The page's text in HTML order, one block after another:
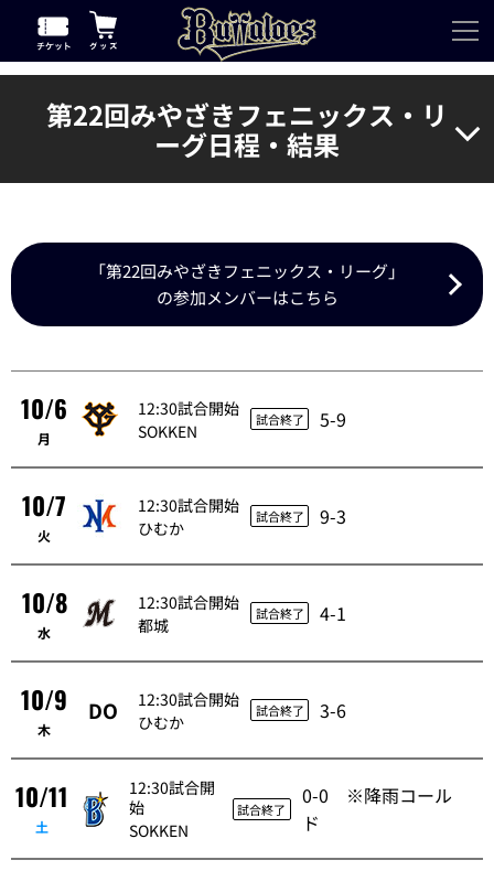
第22回みやざきフェニックス・リ
ーグ日程・結果
「第22回みやざきフェニックス・リーグ」
の参加メンバーはこちら
10/6
月
12:30試合開始
SOKKEN
試合終了 5-9
10/7
火
12:30試合開始
ひむか
試合終了 9-3
10/8
水
12:30試合開始
都城
試合終了 4-1
10/9
木
DO
12:30試合開始
ひむか
試合終了 3-6
10/11
土
12:30試合開
始
SOKKEN
試合終了
0-0 ※降雨コール
ド